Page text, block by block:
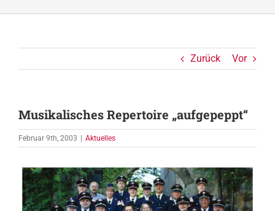
Zurück Vor
Musikalisches Repertoire „aufgepeppt“
Februar 9th, 2003 | Aktuelles
Zeige
grösseres
Bild